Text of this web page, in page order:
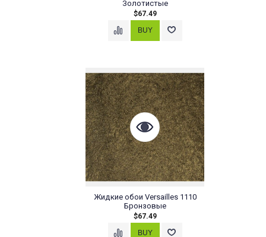
Золотистые
$67.49
Жидкие обои Versailles 1110
Бронзовые
$67.49